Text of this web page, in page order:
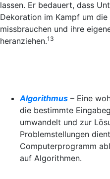
lassen. Er bedauert, dass
Dekoration im Kampf um
missbrauchen und ihre
heranziehen.13
Algorithmus – Eine
die bestimmte
umwandelt und zur
Problemstellungen
Computerprogramm
auf Algorithmen.